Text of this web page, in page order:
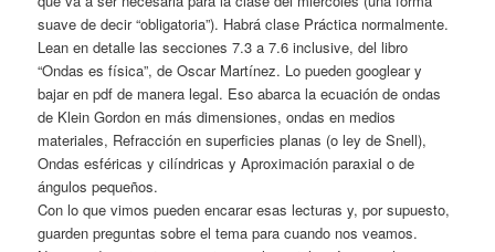
suave de decir “obligatoria”). Habrá clase Práctica normalmente.
Lean en detalle las secciones 7.3 a 7.6 inclusive, del libro
“Ondas es física”, de Oscar Martínez. Lo pueden googlear y
bajar en pdf de manera legal. Eso abarca la ecuación de ondas
de Klein Gordon en más dimensiones, ondas en medios
materiales, Refracción en superficies planas (o ley de Snell),
Ondas esféricas y cilíndricas y Aproximación paraxial o de
ángulos pequeños.
Con lo que vimos pueden encarar esas lecturas y, por supuesto,
guarden preguntas sobre el tema para cuando nos veamos.